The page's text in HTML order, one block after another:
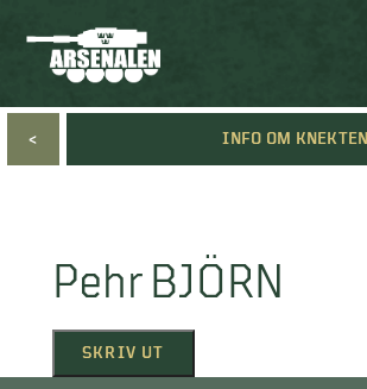
< INFO OM KNEKTEN
Pehr BJÖRN
SKRIV UT